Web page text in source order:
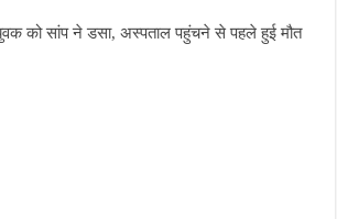
को सांप ने डसा, अस्पताल पहुंचने से पहले हुई मौत